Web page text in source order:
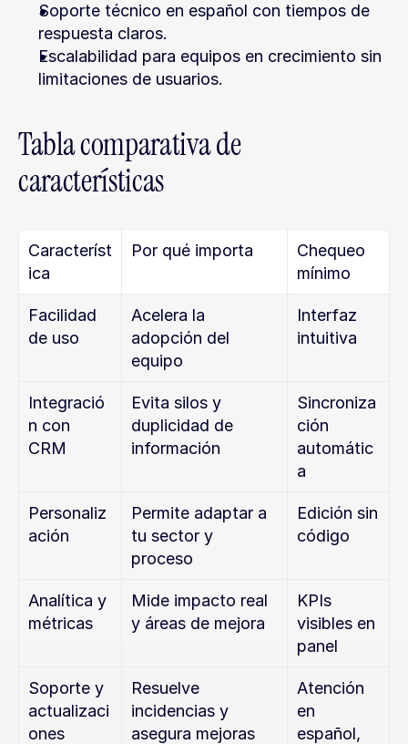
Soporte técnico en español con tiempos de
respuesta claros.
Escalabilidad para equipos en crecimiento sin
limitaciones de usuarios.
Tabla comparativa de
características
Característ
ica
Por qué importa
Chequeo
mínimo
Facilidad
de uso
Acelera la
adopción del
equipo
Interfaz
intuitiva
Integració
n con
CRM
Evita silos y
duplicidad de
información
Sincroniza
ción
automátic
a
Personaliz
ación
Permite adaptar a
tu sector y
proceso
Edición sin
código
Analítica y
métricas
Mide impacto real
y áreas de mejora
KPIs
visibles en
panel
Soporte y
actualizaci
ones
Resuelve
incidencias y
asegura mejoras
Atención
en
español,